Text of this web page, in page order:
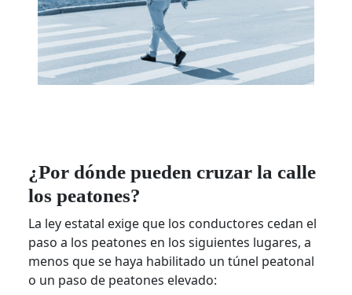
¿Por dónde pueden cruzar la calle
los peatones?
La ley estatal exige que los conductores cedan el
paso a los peatones en los siguientes lugares, a
menos que se haya habilitado un túnel peatonal
o un paso de peatones elevado: